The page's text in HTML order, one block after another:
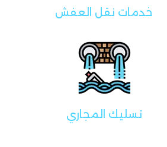
خدمات نقل العفش
تسليك المجاري